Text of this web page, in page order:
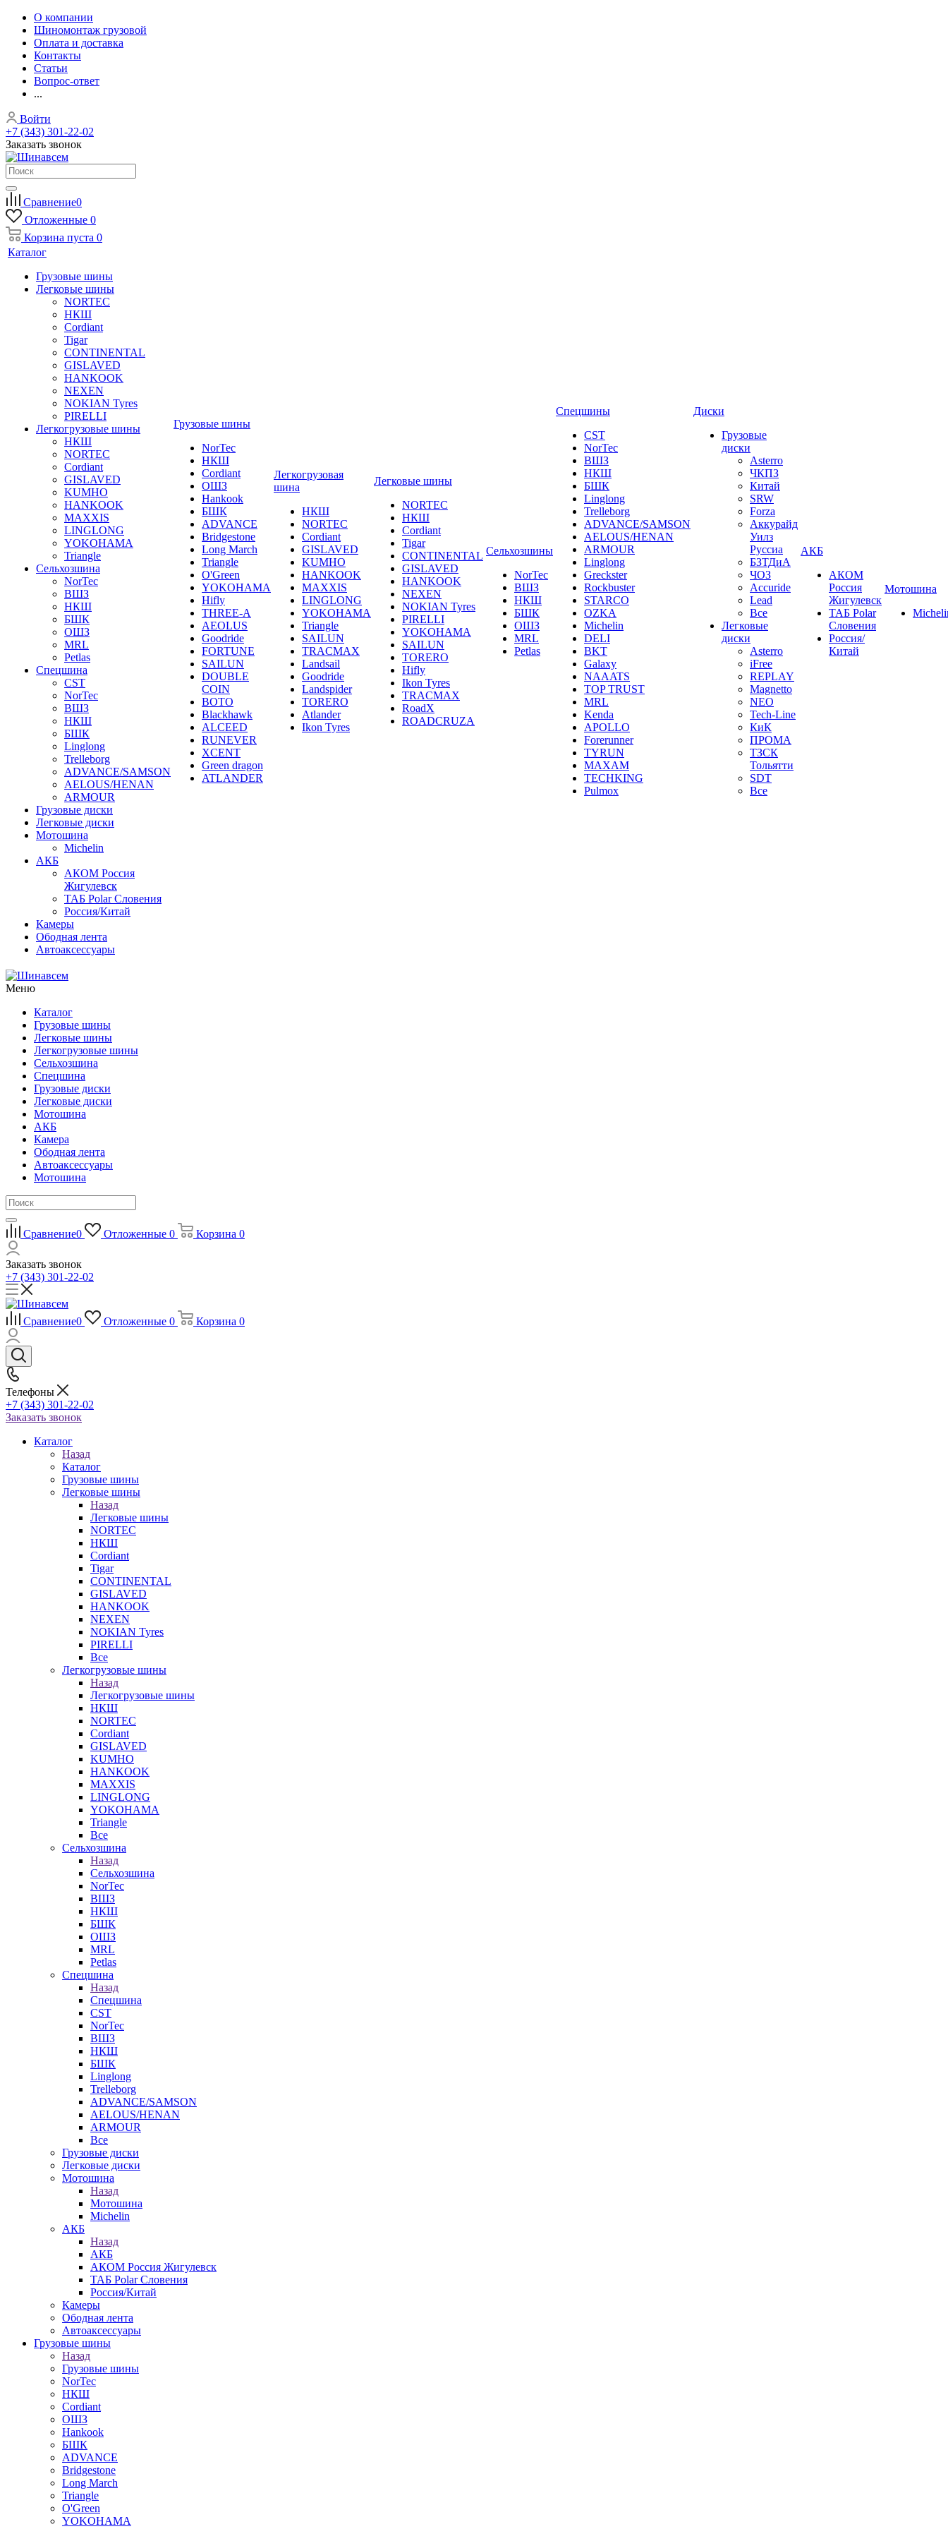
О компании
Шиномонтаж грузовой
Оплата и доставка
Контакты
Статьи
Вопрос-ответ
...
Войти
+7 (343) 301-22-02
Заказать звонок
Сравнение0
Отложенные 0
Корзина пуста 0
Каталог
Грузовые шины
Легковые шины
NORTEС
НКШ
Cordiant
Tigar
CONTINENTAL
GISLAVED
HANKOOK
NEXEN
NOKIAN Tyres
PIRELLI
Легкогрузовые шины
НКШ
NORTEС
Cordiant
GISLAVED
KUMHO
HANKOOK
MAXXIS
LINGLONG
YOKOHAMA
Triangle
Сельхозшина
NorTec
ВШЗ
НКШ
БШК
ОШЗ
MRL
Petlas
Спецшина
CST
NorTec
ВШЗ
НКШ
БШК
Linglong
Trelleborg
ADVANCE/SAMSON
AELOUS/HENAN
ARMOUR
Грузовые диски
Легковые диски
Мотошина
Michelin
АКБ
АКОМ Россия
Жигулевск
ТАБ Polar Словения
Россия/Китай
Камеры
Ободная лента
Автоаксессуары
Грузовые шины
NorTec
НКШ
Cordiant
ОШЗ
Hankook
БШК
ADVANCE
Bridgestone
Long March
Triangle
O'Green
YOKOHAMA
Hifly
THREE-A
AEOLUS
Goodride
FORTUNE
SAILUN
DOUBLE
COIN
BOTO
Blackhawk
ALCEED
RUNEVER
XCENT
Green dragon
ATLANDER
Легкогрузовая
шина
НКШ
NORTEС
Cordiant
GISLAVED
KUMHO
HANKOOK
MAXXIS
LINGLONG
YOKOHAMA
Triangle
SAILUN
TRACMAX
Landsail
Goodride
Landspider
TORERO
Atlander
Ikon Tyres
Легковые шины
NORTEС
НКШ
Cordiant
Tigar
CONTINENTAL
GISLAVED
HANKOOK
NEXEN
NOKIAN Tyres
PIRELLI
YOKOHAMA
SAILUN
TORERO
Hifly
Ikon Tyres
TRACMAX
RoadX
ROADCRUZA
Сельхозшины
NorTec
ВШЗ
НКШ
БШК
ОШЗ
MRL
Petlas
Спецшины
CST
NorTec
ВШЗ
НКШ
БШК
Linglong
Trelleborg
ADVANCE/SAMSON
AELOUS/HENAN
ARMOUR
Linglong
Greckster
Rockbuster
STARCO
OZKA
Michelin
DELI
BKT
Galaxy
NAAATS
TOP TRUST
MRL
Kenda
APOLLO
Forerunner
TYRUN
MAXAM
TECHKING
Pulmox
Диски
Грузовые
диски
Asterro
ЧКПЗ
Китай
SRW
Forza
Аккурайд
Уилз
Руссиа
БЗТДиА
ЧОЗ
Accuride
Lead
Все
Легковые
диски
Asterro
iFree
REPLAY
Magnetto
NEO
Tech-Line
КиК
ПРОМА
ТЗСК
Тольятти
SDT
Все
АКБ
АКОМ
Россия
Жигулевск
ТАБ Polar
Словения
Россия/
Китай
Мотошина
Меню
Каталог
Грузовые шины
Легковые шины
Легкогрузовые шины
Сельхозшина
Спецшина
Грузовые диски
Легковые диски
Мотошина
АКБ
Камера
Ободная лента
Автоаксессуары
Мотошина
Сравнение0 Отложенные 0 Корзина 0
Заказать звонок
+7 (343) 301-22-02
Сравнение0 Отложенные 0 Корзина 0
Телефоны
+7 (343) 301-22-02
Заказать звонок
Каталог
Назад
Каталог
Грузовые шины
Легковые шины
Назад
Легковые шины
NORTEС
НКШ
Cordiant
Tigar
CONTINENTAL
GISLAVED
HANKOOK
NEXEN
NOKIAN Tyres
PIRELLI
Все
Легкогрузовые шины
Назад
Легкогрузовые шины
НКШ
NORTEС
Cordiant
GISLAVED
KUMHO
HANKOOK
MAXXIS
LINGLONG
YOKOHAMA
Triangle
Все
Сельхозшина
Назад
Сельхозшина
NorTec
ВШЗ
НКШ
БШК
ОШЗ
MRL
Petlas
Спецшина
Назад
Спецшина
CST
NorTec
ВШЗ
НКШ
БШК
Linglong
Trelleborg
ADVANCE/SAMSON
AELOUS/HENAN
ARMOUR
Все
Грузовые диски
Легковые диски
Мотошина
Назад
Мотошина
Michelin
АКБ
Назад
АКБ
АКОМ Россия Жигулевск
ТАБ Polar Словения
Россия/Китай
Камеры
Ободная лента
Автоаксессуары
Грузовые шины
Назад
Грузовые шины
NorTec
НКШ
Cordiant
ОШЗ
Hankook
БШК
ADVANCE
Bridgestone
Long March
Triangle
O'Green
YOKOHAMA